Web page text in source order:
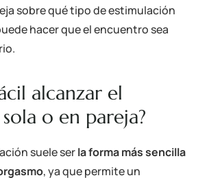
sobre qué tipo de estimulación
hacer que el encuentro sea
alcanzar el
o en pareja?
suele serla forma más sencilla
, ya que permite un